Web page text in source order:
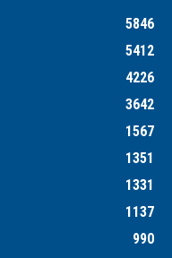
5846
5412
4226
3642
1567
1351
1331
1137
990